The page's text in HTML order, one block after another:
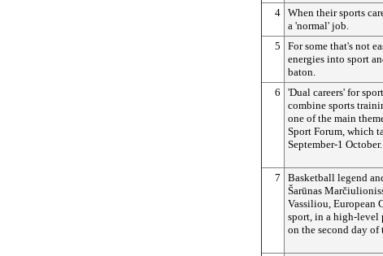
4 When their sports
a 'normal' job.
5
For some that's not
energies into sport
baton.
6
'Dual careers' for
combine sports
one of the main
Sport Forum, which
September-1 October.
7
Basketball legend
Šarūnas
Vassiliou, European
sport, in a high-level
on the second day of